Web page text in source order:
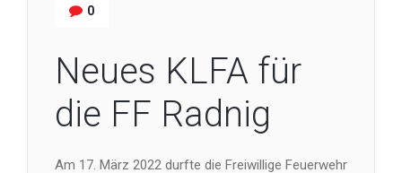
0
Neues KLFA für
die FF Radnig
Am 17. März 2022 durfte die Freiwillige Feuerwehr